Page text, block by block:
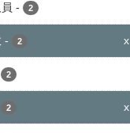
- 2
- 2 x
2
2 x